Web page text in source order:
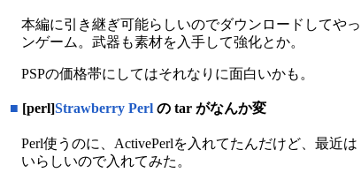
本編に引き継ぎ可能らしいのでダウンロードしてや
ンゲーム。武器も素材を入手して強化とか。
PSPの価格帯にしてはそれなりに面白いかも。
■ [perl]Strawberry Perl の tar がなんか変
Perl使うのに、ActivePerlを入れてたんだけど、最近
いらしいので入れてみた。